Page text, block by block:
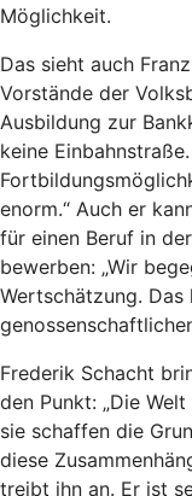
Möglichkeit.
Das sieht auch
Vorstände der
Ausbildung zur
keine
enorm.“ Auch er
für einen Beruf in
bewerben: „Wir
Wertschätzung.
Frederik Schacht
den Punkt: „Die
sie schaffen die
diese
treibt ihn an. Er ist